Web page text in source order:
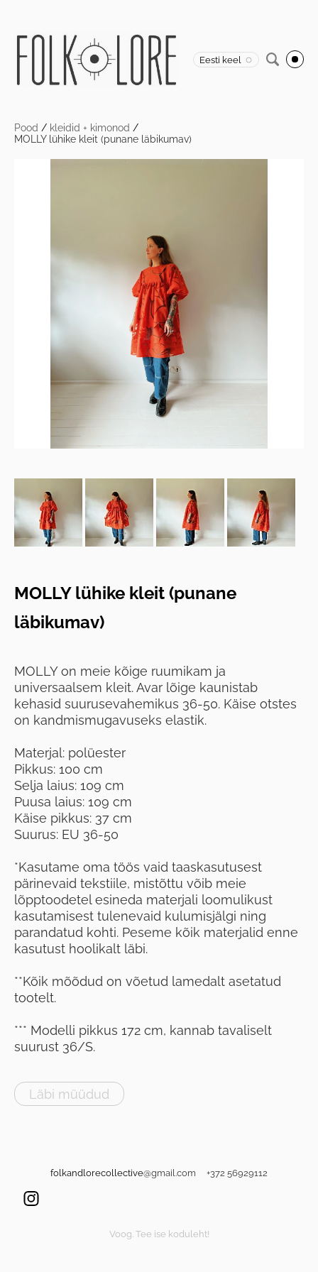
Eesti keel
Pood / kleidid + kimonod /
MOLLY lühike kleit (punane läbikumav)
MOLLY lühike kleit (punane
läbikumav)
MOLLY on meie kõige ruumikam ja
universaalsem kleit. Avar lõige kaunistab
kehasid suurusevahemikus 36-50. Käise otstes
on kandmismugavuseks elastik.
Materjal: polüester
Pikkus: 100 cm
Selja laius: 109 cm
Puusa laius: 109 cm
Käise pikkus: 37 cm
Suurus: EU 36-50
*Kasutame oma töös vaid taaskasutusest
pärinevaid tekstiile, mistõttu võib meie
lõpptoodetel esineda materjali loomulikust
kasutamisest tulenevaid kulumisjälgi ning
parandatud kohti. Peseme kõik materjalid enne
kasutust hoolikalt läbi.
**Kõik mõõdud on võetud lamedalt asetatud
tootelt.
*** Modelli pikkus 172 cm, kannab tavaliselt
suurust 36/S.
Läbi müüdud
folkandlorecollective@gmail.com +372 56929112
Voog. Tee ise koduleht!